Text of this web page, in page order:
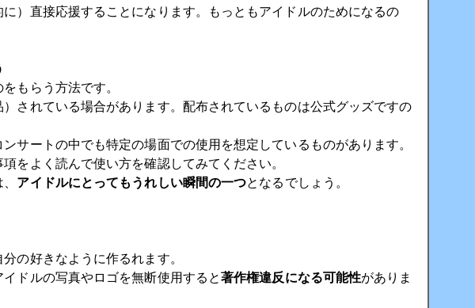
）直接応援することになります。もっともアイドルのためになるの
もらう方法です。
されている場合があります。配布されているものは公式グッズですの
サートの中でも特定の場面での使用を想定しているものがあります。
をよく読んで使い方を確認してみてください。
アイドルにとってもうれしい瞬間の一つとなるでしょう。
の好きなように作るれます。
ドルの写真やロゴを無断使用すると著作権違反になる可能性がありま